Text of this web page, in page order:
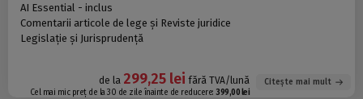
AI Essential - inclus
Comentarii articole de lege și Reviste juridice
Legislație și Jurisprudență
de la 299,25 leifără TVA/lună
Cel mai mic preț de la 30 de zile înainte de reducere: 399,00 lei
Citește mai mult